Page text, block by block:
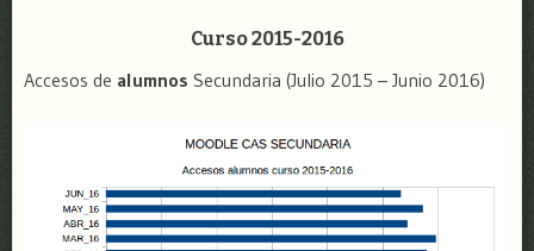
Curso 2015-2016
Accesos de alumnos Secundaria (Julio 2015 – Junio 2016)